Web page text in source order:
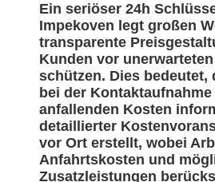
Ein seriöser 24h
Impekoven legt großen
transparente
Kunden vor
schützen. Dies bedeutet,
bei der
anfallenden Kosten
detaillierter
vor Ort erstellt, wobei
Anfahrtskosten und
Zusatzleistungen